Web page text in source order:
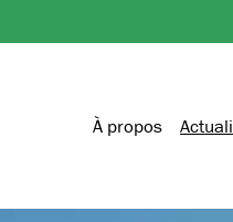
À propos